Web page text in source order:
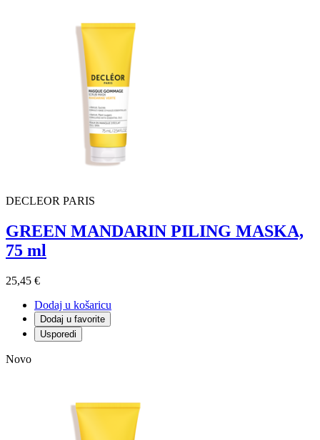
DECLEOR PARIS
GREEN MANDARIN PILING MASKA,
75 ml
25,45 €
Dodaj u košaricu
Dodaj u favorite
Usporedi
Novo